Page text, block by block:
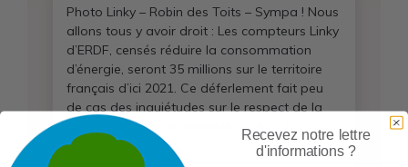
Photo Linky – Robin des Toits – Sympa ! Nous
allons tous y avoir droit : Les compteurs Linky
d’ERDF, censés réduire la consommation
d’énergie, seront 35 millions sur le territoire
français d’ici 2021. Ce déferlement fait peu
de cas des inquiétudes sur le respect de la
vie privée et sur les impacts sur la […]
LIRE LA SUITE
Recevez notre lettre
d'informations ?